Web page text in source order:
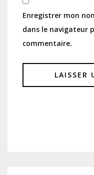
Enregistrer mon
dans le navigateur
commentaire.